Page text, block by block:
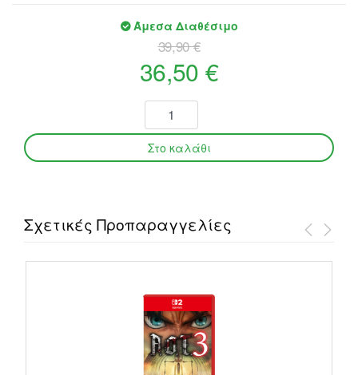
Άμεσα Διαθέσιμο
39,90 €
36,50 €
Σχετικές Προπαραγγελίες